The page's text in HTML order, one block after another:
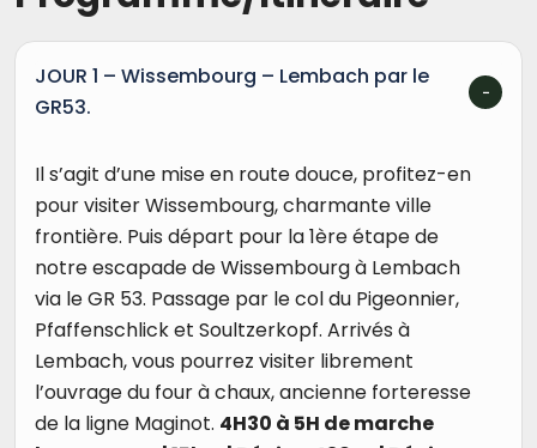
JOUR 1 – Wissembourg – Lembach par le
GR53.
Il s’agit d’une mise en route douce, profitez-en
pour visiter Wissembourg, charmante ville
frontière. Puis départ pour la 1ère étape de
notre escapade de Wissembourg à Lembach
via le GR 53. Passage par le col du Pigeonnier,
Pfaffenschlick et Soultzerkopf. Arrivés à
Lembach, vous pourrez visiter librement
l’ouvrage du four à chaux, ancienne forteresse
de la ligne Maginot. 4H30 à 5H de marche